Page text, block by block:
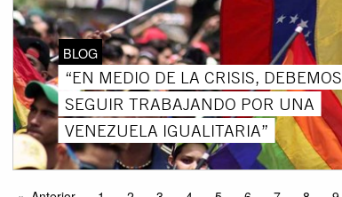
BLOG
“EN MEDIO DE LA CRISIS, DEBEMOS
SEGUIR TRABAJANDO POR UNA
VENEZUELA IGUALITARIA”